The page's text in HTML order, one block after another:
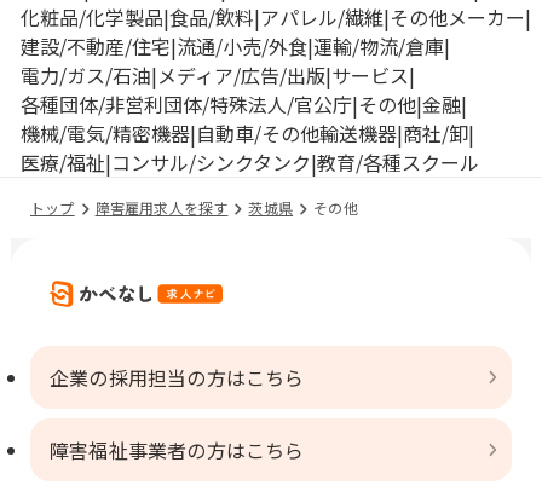
化粧品/化学製品 食品/飲料 アパレル/繊維 その他メーカー
建設/不動産/住宅 流通/小売/外食 運輸/物流/倉庫
電力/ガス/石油 メディア/広告/出版 サービス
各種団体/非営利団体/特殊法人/官公庁 その他 金融
機械/電気/精密機器 自動車/その他輸送機器 商社/卸
医療/福祉 コンサル/シンクタンク 教育/各種スクール
トップ 障害雇用求人を探す 茨城県 その他
企業の採用担当の方はこちら
障害福祉事業者の方はこちら